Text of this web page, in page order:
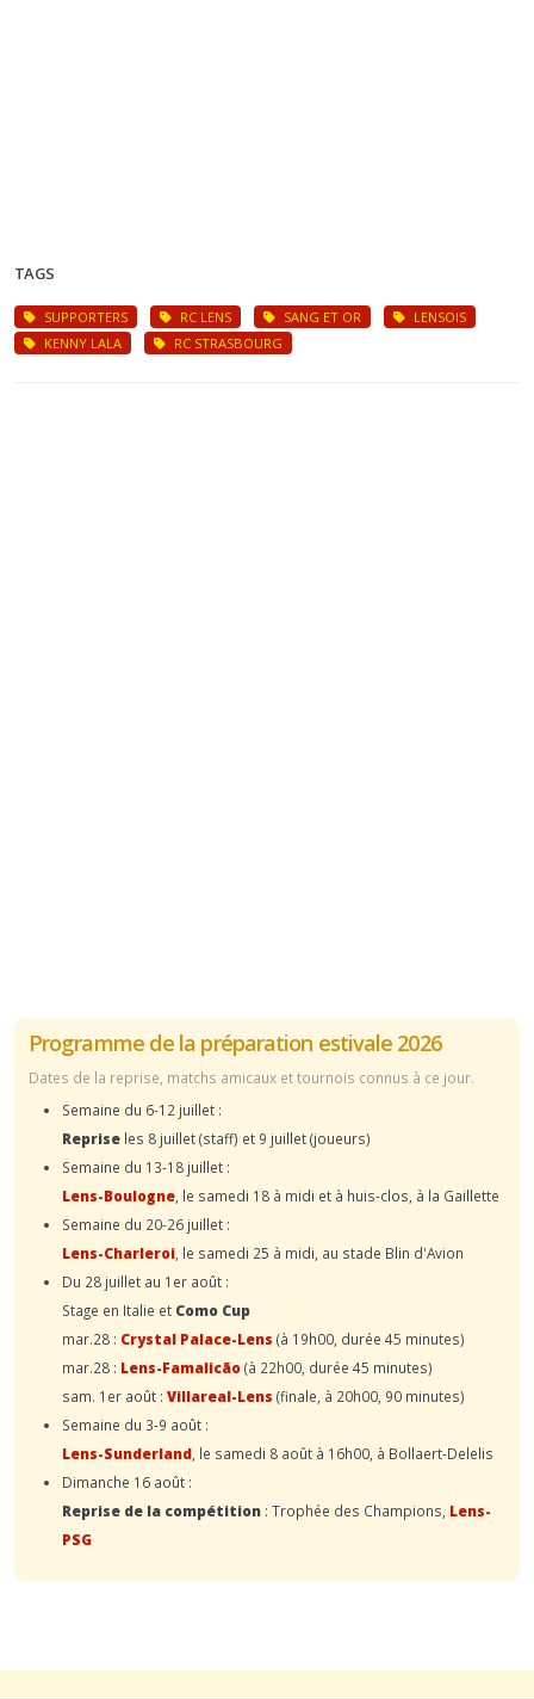
TAGS
SUPPORTERS RC LENS SANG ET OR
LENSOIS
KENNY LALA
RC STRASBOURG
Programme de la préparation estivale 2026
Dates de la reprise, matchs amicaux et tournois connus à ce jour.
Semaine du 6-12 juillet :
Reprise les 8 juillet (staff) et 9 juillet (joueurs)
Semaine du 13-18 juillet :
Lens-Boulogne , le samedi 18 à midi et à huis-clos, à la Gaillette
Semaine du 20-26 juillet :
Lens-Charleroi , le samedi 25 à midi, au stade Blin d'Avion
Du 28 juillet au 1er août :
Stage en Italie et Como Cup
mar.28 : Crystal Palace-Lens (à 19h00, durée 45 minutes)
mar.28 : Lens-Famalicão(à 22h00, durée 45 minutes)
sam. 1er août : Villareal-Lens (finale, à 20h00, 90 minutes)
Semaine du 3-9 août :
Lens-Sunderland , le samedi 8 août à 16h00, à Bollaert-Delelis
Dimanche 16 août :
Reprise de la compétition : Trophée des Champions, Lens-
PSG